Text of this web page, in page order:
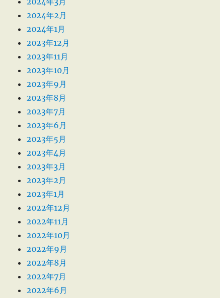
2024年2月
2024年1月
2023年12月
2023年11月
2023年10月
2023年9月
2023年8月
2023年7月
2023年6月
2023年5月
2023年4月
2023年3月
2023年2月
2023年1月
2022年12月
2022年11月
2022年10月
2022年9月
2022年8月
2022年7月
2022年6月